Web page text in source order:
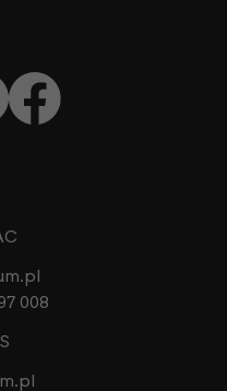
008